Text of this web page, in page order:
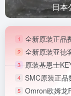
日本
1 全新原装正品
2 全新原装亚德
3 原装基恩士
4 SMC原装正品
5 Omron欧姆龙